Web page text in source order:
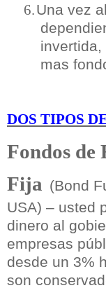
6.Una vez
mas
DOS TIPOS
Fondos de
Fija (Bond
USA) – usted
dinero al
empresas
desde un 3%
son